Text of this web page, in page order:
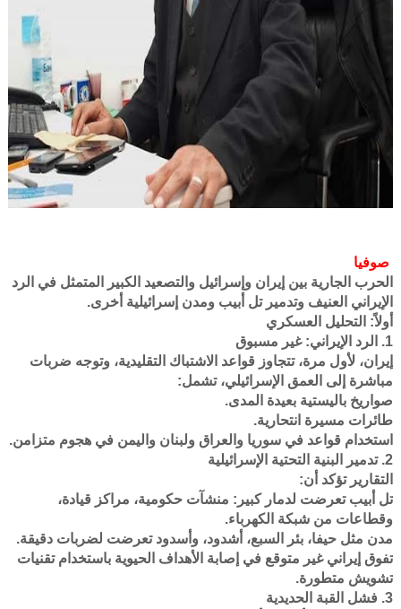
صوفيا
الحرب الجارية بين إيران وإسرائيل والتصعيد الكبير المتمثل في الرد
الإيراني العنيف وتدمير تل أبيب ومدن إسرائيلية أخرى.
أولاً: التحليل العسكري
1. الرد الإيراني: غير مسبوق
إيران، لأول مرة، تتجاوز قواعد الاشتباك التقليدية، وتوجه ضربات
مباشرة إلى العمق الإسرائيلي، تشمل:
صواريخ باليستية بعيدة المدى.
طائرات مسيرة انتحارية.
استخدام قواعد في سوريا والعراق ولبنان واليمن في هجوم متزامن.
2. تدمير البنية التحتية الإسرائيلية
التقارير تؤكد أن:
تل أبيب تعرضت لدمار كبير: منشآت حكومية، مراكز قيادة،
وقطاعات من شبكة الكهرباء.
مدن مثل حيفا، بئر السبع، أشدود، وأسدود تعرضت لضربات دقيقة.
تفوق إيراني غير متوقع في إصابة الأهداف الحيوية باستخدام تقنيات
تشويش متطورة.
3. فشل القبة الحديدية